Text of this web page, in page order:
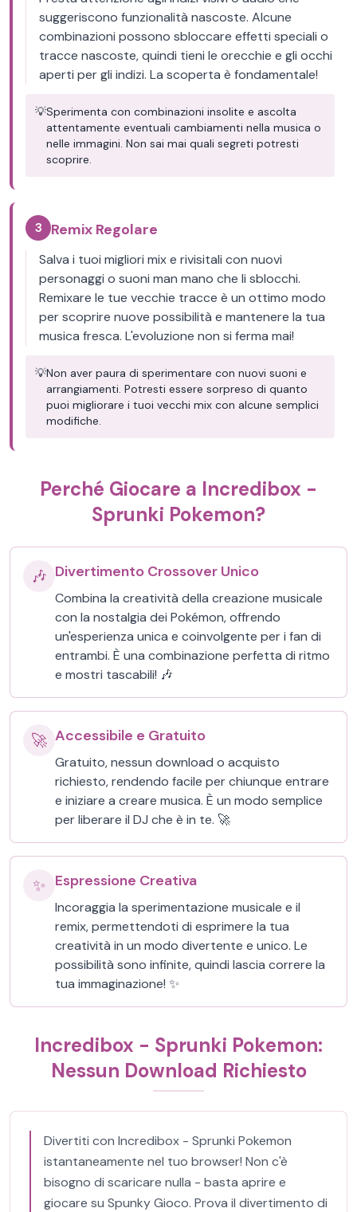
suggeriscono funzionalità nascoste. Alcune
combinazioni possono sbloccare effetti speciali o
tracce nascoste, quindi tieni le orecchie e gli occhi
aperti per gli indizi. La scoperta è fondamentale!
💡Sperimenta con combinazioni insolite e ascolta
attentamente eventuali cambiamenti nella musica o
nelle immagini. Non sai mai quali segreti potresti
scoprire.
3 Remix Regolare
Salva i tuoi migliori mix e rivisitali con nuovi
personaggi o suoni man mano che li sblocchi.
Remixare le tue vecchie tracce è un ottimo modo
per scoprire nuove possibilità e mantenere la tua
musica fresca. L'evoluzione non si ferma mai!
💡Non aver paura di sperimentare con nuovi suoni e
arrangiamenti. Potresti essere sorpreso di quanto
puoi migliorare i tuoi vecchi mix con alcune semplici
modifiche.
Perché Giocare a Incredibox -
Sprunki Pokemon?
🎶 Divertimento Crossover Unico
Combina la creatività della creazione musicale
con la nostalgia dei Pokémon, offrendo
un'esperienza unica e coinvolgente per i fan di
entrambi. È una combinazione perfetta di ritmo
e mostri tascabili! 🎶
🚀 Accessibile e Gratuito
Gratuito, nessun download o acquisto
richiesto, rendendo facile per chiunque entrare
e iniziare a creare musica. È un modo semplice
per liberare il DJ che è in te. 🚀
✨ Espressione Creativa
Incoraggia la sperimentazione musicale e il
remix, permettendoti di esprimere la tua
creatività in un modo divertente e unico. Le
possibilità sono infinite, quindi lascia correre la
tua immaginazione! ✨
Incredibox - Sprunki Pokemon:
Nessun Download Richiesto
Divertiti con Incredibox - Sprunki Pokemon
istantaneamente nel tuo browser! Non c'è
bisogno di scaricare nulla - basta aprire e
giocare su Spunky Gioco. Prova il divertimento di